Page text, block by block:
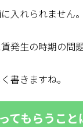
入れられません。
発生の時期の問題
書きますね。
てもらうこと